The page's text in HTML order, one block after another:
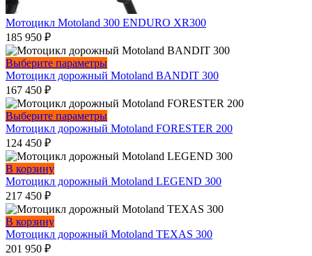
Мотоцикл Motoland 300 ENDURO XR300
185 950 ₽
Выберите параметрыЭтот
товар
несколько
вариаций.
Опции
можно
выбрать
на
странице
товара.
Мотоцикл дорожный Motoland BANDIT 300
167 450 ₽
Выберите параметрыЭтот
товар
несколько
Опции
можно
выбрать
на
странице
товара.
Мотоцикл дорожный Motoland FORESTER 200
124 450 ₽
В корзину
Мотоцикл дорожный Motoland LEGEND 300
217 450 ₽
В корзину
Мотоцикл дорожный Motoland TEXAS 300
201 950 ₽